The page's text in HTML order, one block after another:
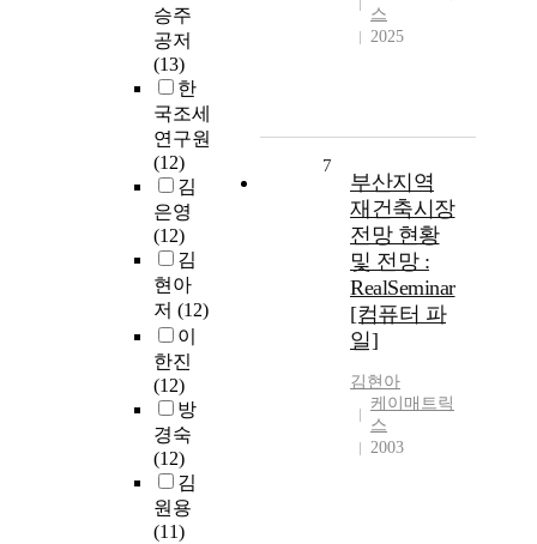
승주
공저
(13)
한
국조세
연구원
(12)
김
은영
(12)
김
현아
저 (12)
이
한진
(12)
방
경숙
(12)
김
원용
(11)
스
2025
7
부산지역
재건축시장
전망 현황
및 전망 :
RealSeminar
[컴퓨터 파
일]
김현아
케이매트릭
스
2003